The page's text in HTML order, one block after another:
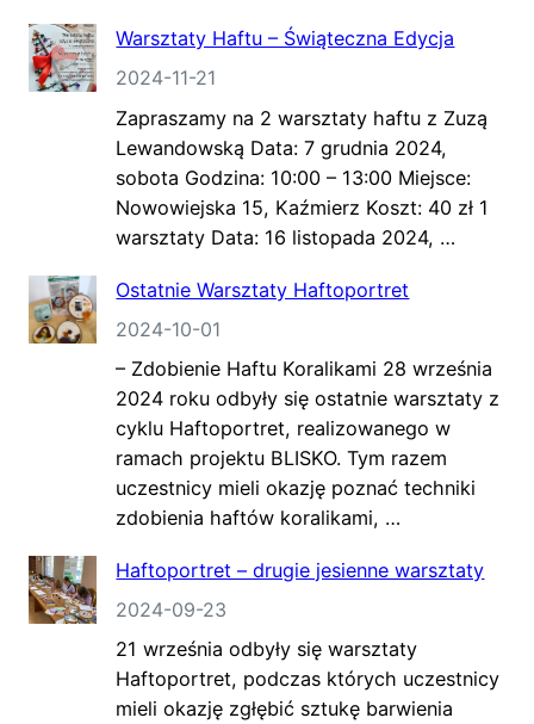
Warsztaty Haftu – Świąteczna Edycja
2024-11-21
Zapraszamy na 2 warsztaty haftu z Zuzą
Lewandowską Data: 7 grudnia 2024,
sobota Godzina: 10:00 – 13:00 Miejsce:
Nowowiejska 15, Kaźmierz Koszt: 40 zł 1
warsztaty Data: 16 listopada 2024, …
Ostatnie Warsztaty Haftoportret
2024-10-01
– Zdobienie Haftu Koralikami 28 września
2024 roku odbyły się ostatnie warsztaty z
cyklu Haftoportret, realizowanego w
ramach projektu BLISKO. Tym razem
uczestnicy mieli okazję poznać techniki
zdobienia haftów koralikami, …
Haftoportret – drugie jesienne warsztaty
2024-09-23
21 września odbyły się warsztaty
Haftoportret, podczas których uczestnicy
mieli okazję zgłębić sztukę barwienia